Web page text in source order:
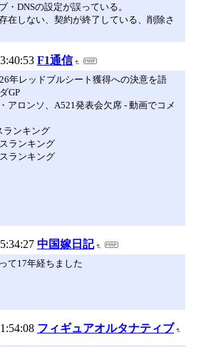
・DNSの設定が誤っている。
在しない、契約が終了している、削除さ
F1通信
年レッドブルシート獲得への決意を語
GP
アロンソ、A521発表会欠席 - 動画でコメ
ランキング
ランキング
ランキング
中国嫁日記
て17年経ちました
フィギュアオルタナティブ